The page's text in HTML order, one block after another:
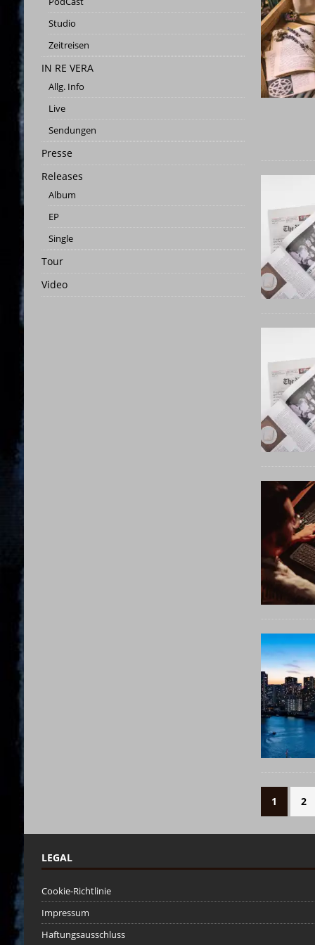
STUDIO |
Studio-
[ 25. Februar 2026 ]
1 2
Studio
Zeitreisen
IN RE VERA
Allg. Info
Live
Sendungen
Presse
Releases
Album
EP
Single
Tour
Video
LEGAL
Cookie-Richtlinie
Impressum
Haftungsausschluss